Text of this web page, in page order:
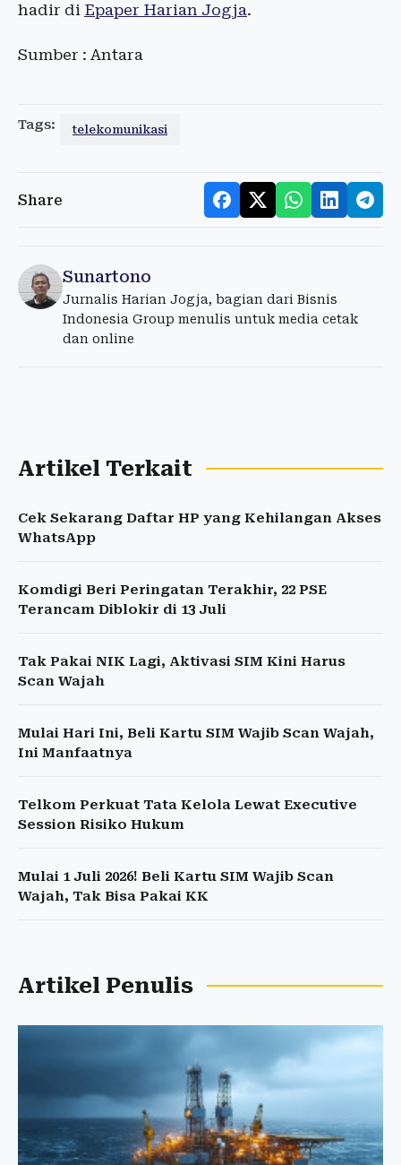
hadir di Epaper Harian Jogja.
Sumber : Antara
Tags: telekomunikasi
Share
Sunartono
Jurnalis Harian Jogja, bagian dari Bisnis
Indonesia Group menulis untuk media cetak
dan online
Artikel Terkait
Cek Sekarang Daftar HP yang Kehilangan Akses
WhatsApp
Komdigi Beri Peringatan Terakhir, 22 PSE
Terancam Diblokir di 13 Juli
Tak Pakai NIK Lagi, Aktivasi SIM Kini Harus
Scan Wajah
Mulai Hari Ini, Beli Kartu SIM Wajib Scan Wajah,
Ini Manfaatnya
Telkom Perkuat Tata Kelola Lewat Executive
Session Risiko Hukum
Mulai 1 Juli 2026! Beli Kartu SIM Wajib Scan
Wajah, Tak Bisa Pakai KK
Artikel Penulis